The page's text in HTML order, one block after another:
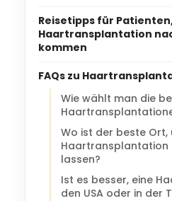
Reisetipps für
Haartransplantation
kommen
FAQs zu
Wie wählt man die
Wo ist der beste Ort,
Haartransplantation
lassen?
Ist es besser, eine
den USA oder in der